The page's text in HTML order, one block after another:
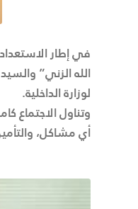
الله الزني”
لوزارة الداخلية.
أي مشاكل،